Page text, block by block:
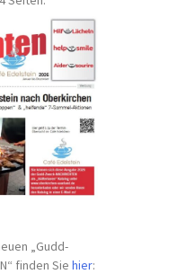
„Gudd-
finden Siehier: